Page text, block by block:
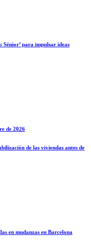
Sénior’ para impulsar ideas
de 2026
de las viviendas antes de
en mudanzas en Barcelona